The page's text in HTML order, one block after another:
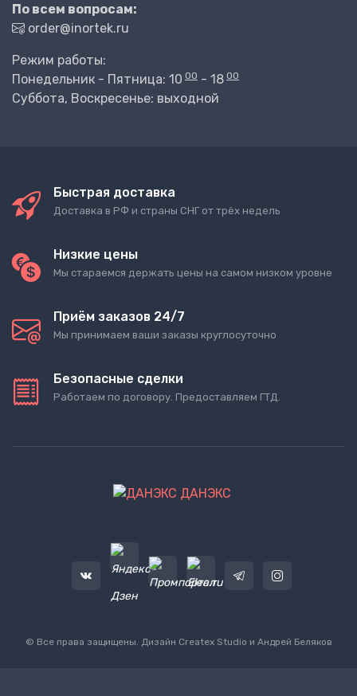
По всем вопросам:
order@inortek.ru
Режим работы:
Понедельник - Пятница: 10 00 - 18 00
Суббота, Воскресенье: выходной
Быстрая доставка
Доставка в РФ и страны СНГ от трёх недель
Низкие цены
Мы стараемся держать цены на самом низком уровне
Приём заказов 24/7
Мы принимаем ваши заказы круглосуточно
Безопасные сделки
Работаем по договору. Предоставляем ГТД.
ДАНЭКС
© Все права защищены. Дизайн Createx Studio и Андрей Беляков